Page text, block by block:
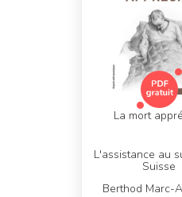
La mort
L'assistance au
Suisse
Berthod Marc-